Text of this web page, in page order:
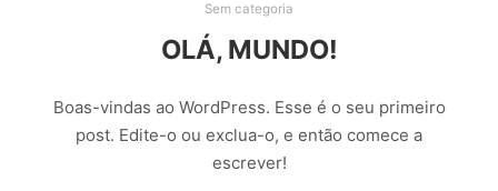
Sem categoria
OLÁ, MUNDO!
Boas-vindas ao WordPress. Esse é o seu primeiro
post. Edite-o ou exclua-o, e então comece a
escrever!